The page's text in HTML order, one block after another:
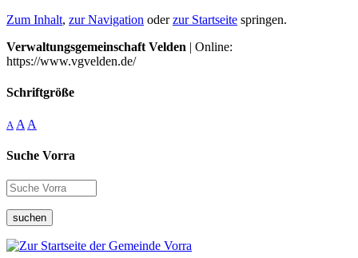
Zum Inhalt, zur Navigation oderzur Startseite springen.
Verwaltungsgemeinschaft Velden | Online:
https://www.vgvelden.de/
Schriftgröße
A A A
Suche Vorra
suchen